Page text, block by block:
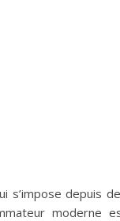
s’impose depuis
moderne